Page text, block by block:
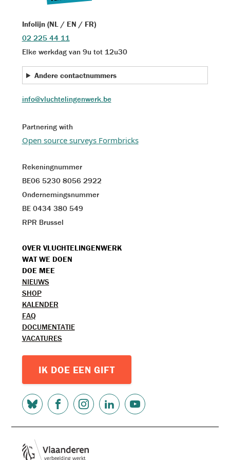
Infolijn (NL / EN / FR)
02 225 44 11
Elke werkdag van 9u tot 12u30
Andere contactnummers
info@vluchtelingenwerk.be
Partnering with
Open source surveys Formbricks
Rekeningnummer
BE06 5230 8056 2922
Ondernemingsnummer
BE 0434 380 549
RPR Brussel
VOET
MENU
OVER VLUCHTELINGENWERK
WAT WE DOEN
DOE MEE
TOPMENU
NIEUWS
SHOP
KALENDER
FAQ
DOCUMENTATIE
VACATURES
IK DOE EEN GIFT
SOCIAL
MEDIA